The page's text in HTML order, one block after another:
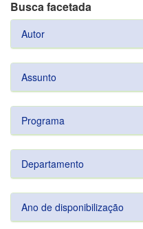
Busca facetada
Autor
Assunto
Programa
Departamento
Ano de disponibilização